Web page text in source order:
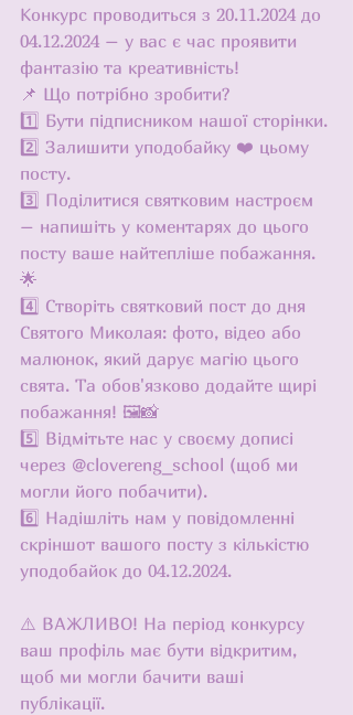
Конкурс проводиться з 20.11.2024 до
04.12.2024 – у вас є час проявити
фантазію та креативність!
📌 Що потрібно зробити?
1️⃣ Бути підписником нашої сторінки.
2️⃣ Залишити уподобайку ❤️ цьому
посту.
3️⃣ Поділитися святковим настроєм
– напишіть у коментарях до цього
посту ваше найтепліше побажання.
🌟
4️⃣ Створіть святковий пост до дня
Святого Миколая: фото, відео або
малюнок, який дарує магію цього
свята. Та обов'язково додайте щирі
побажання! 🖼️📸
5️⃣ Відмітьте нас у своєму дописі
через @clovereng_school (щоб ми
могли його побачити).
6️⃣ Надішліть нам у повідомленні
скріншот вашого посту з кількістю
уподобайок до 04.12.2024.
⚠️ ВАЖЛИВО! На період конкурсу
ваш профіль має бути відкритим,
щоб ми могли бачити ваші
публікації.